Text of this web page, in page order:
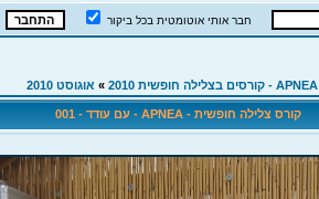
חבר אותי אוטומטית בכל ביקור
APNEA - קורסים בצלילה חופשית 2010 » אוגוסט 2010
קורס צלילה חופשית - APNEA - עם עודד - 001